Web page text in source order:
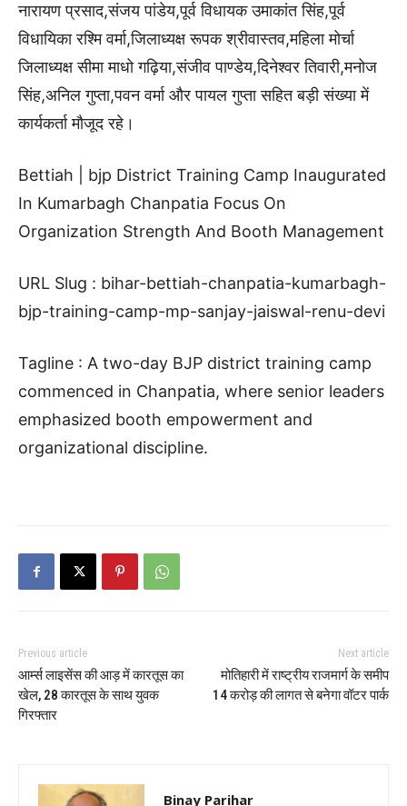
नारायण प्रसाद,संजय पांडेय,पूर्व विधायक उमाकांत सिंह,पूर्व
विधायिका रश्मि वर्मा,जिलाध्यक्ष रूपक श्रीवास्तव,महिला मोर्चा
जिलाध्यक्ष सीमा माधो गढ़िया,संजीव पाण्डेय,दिनेश्वर तिवारी,मनोज
सिंह,अनिल गुप्ता,पवन वर्मा और पायल गुप्ता सहित बड़ी संख्या में
कार्यकर्ता मौजूद रहे।
Bettiah | bjp District Training Camp Inaugurated
In Kumarbagh Chanpatia Focus On
Organization Strength And Booth Management
URL Slug : bihar-bettiah-chanpatia-kumarbagh-
bjp-training-camp-mp-sanjay-jaiswal-renu-devi
Tagline : A two-day BJP district training camp
commenced in Chanpatia, where senior leaders
emphasized booth empowerment and
organizational discipline.
Previous article
आर्म्स लाइसेंस की आड़ में कारतूस का
खेल, 28 कारतूस के साथ युवक
गिरफ्तार
Next article
मोतिहारी में राष्ट्रीय राजमार्ग के समीप
14 करोड़ की लागत से बनेगा वॉटर पार्क
Binay Parihar